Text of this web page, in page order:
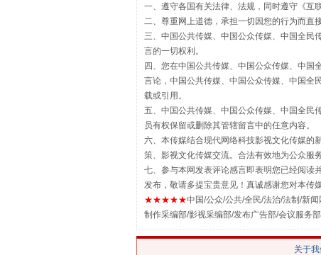
站台名比不上好声名
一、遵守各国有关法律、法规，同时遵守《互
二、尊重网上道德，承担一切因您的行为而直
三、中国公共传媒、中国公众传媒、中国全
言的一切权利。
四、您在中国公共传媒、中国公众传媒、中
言论，中国公共传媒、中国公众传媒、中国
载或引用。
五、中国公共传媒、中国公众传媒、中国全
员有权保留或删除其管辖留言中的任意内容。
六、本传媒结合现代网络科技影视文化传媒的
策、影视文化传媒交流。合法有效地为公众服
七、参与本网发表评论感言即表明您已经阅读
发布，敬请多提宝贵意见！真诚感谢您对本传
★★★★★中国/公众/公共/全民/法治/法制/新
制作采编部/影视采编部/发布广告部/会议服务部
关于我